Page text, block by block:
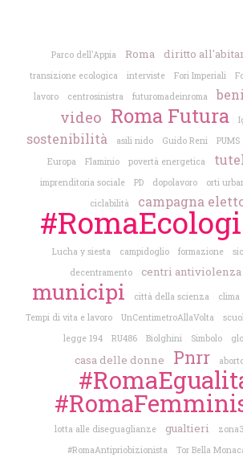
Parco dell'Appia Roma diritto
transizione ecologica
interviste Fori Imperiali
lavoro
centrosinistra futuromadeinroma
video Roma Futura
sostenibilità asili nido Guido Reni PUMS
Europa
Flaminio povertà energetica
imprenditoria sociale PD dopolavoro orti
ciclabilità
campagna
Lucha y siesta
campidoglio formazione
decentramento
centri antiviolenza
municipi città della scienza clima
Tempi di vita e lavoro
UnCentimetroAllaVolta
legge 194 RU486 Biolghini Simbolo
casa delle donne Pnrr
lotta alle diseguaglianze gualtieri
#RomaAntipriobizionista
Tor Bella